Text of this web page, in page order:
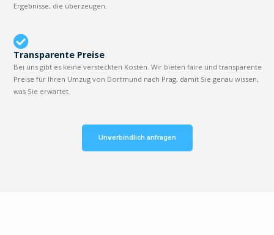
Ergebnisse, die überzeugen.
Transparente Preise
Bei uns gibt es keine versteckten Kosten. Wir bieten faire und transparente
Preise für Ihren Umzug von Dortmund nach Prag, damit Sie genau wissen,
was Sie erwartet.
Unverbindlich anfragen